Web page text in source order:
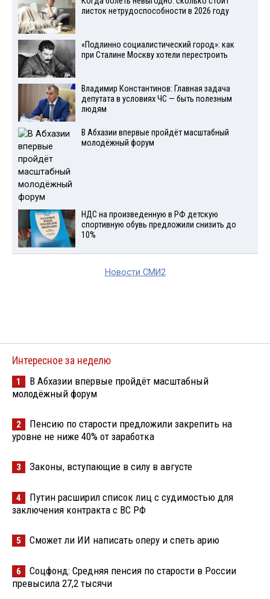
листок нетрудоспособности в 2026 году
«Подлинно социалистический город»: как
при Сталине Москву хотели перестроить
Владимир Константинов: Главная задача
депутата в условиях ЧС — быть полезным
людям
В Абхазии впервые пройдёт масштабный
молодёжный форум
НДС на произведенную в РФ детскую
спортивную обувь предложили снизить до
10%
Новости СМИ2
Интересное за неделю
1
В Абхазии впервые пройдёт масштабный
молодёжный форум
2
Пенсию по старости предложили закрепить на
уровне не ниже 40% от заработка
3 Законы, вступающие в силу в августе
4
Путин расширил список лиц с судимостью для
заключения контракта с ВС РФ
5 Сможет ли ИИ написать оперу и спеть арию
6
Соцфонд: Средняя пенсия по старости в России
превысила 27,2 тысячи